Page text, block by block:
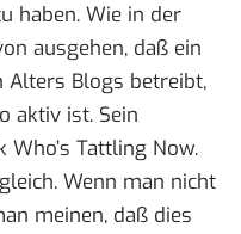
haben. Wie in der
ausgehen, daß ein
Alters Blogs betreibt,
aktiv ist. Sein
Who’s Tattling Now.
Wenn man nicht
meinen, daß dies